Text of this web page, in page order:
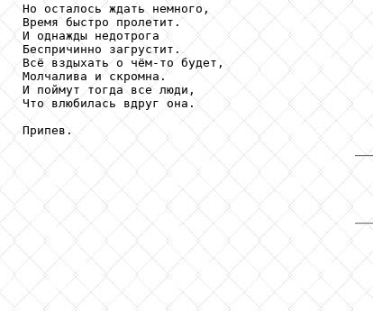
Но осталось ждать немного,
Время быстро пролетит.
И однажды недотрога
Беспричинно загрустит.
Всё вздыхать о чём-то будет,
Молчалива и скромна.
И поймут тогда все люди,
Что влюбилась вдруг она.